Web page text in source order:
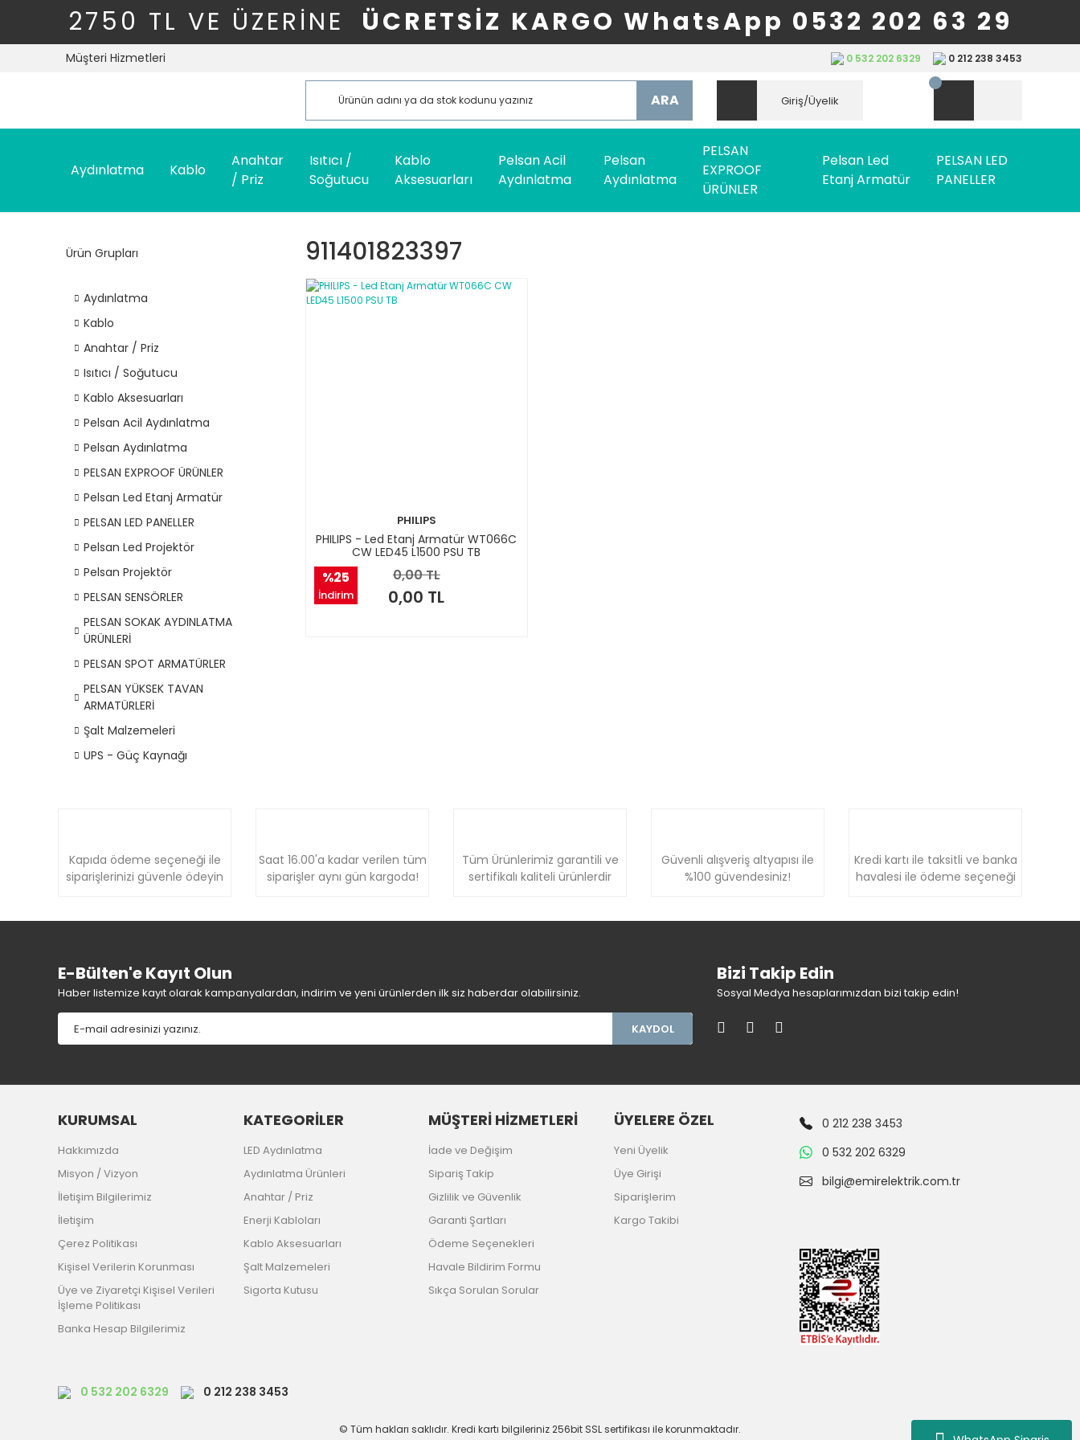
2750 TL VE ÜZERİNE ÜCRETSİZ KARGO WhatsApp 0532 202 63 29
Müşteri Hizmetleri 0 532 202 6329 0 212 238 3453
ARA Giriş/Üyelik
Aydınlatma Kablo
Anahtar
/ Priz
Isıtıcı /
Soğutucu
Kablo
Aksesuarları
Pelsan Acil
Aydınlatma
Pelsan
Aydınlatma
PELSAN
EXPROOF
ÜRÜNLER
Pelsan Led
Etanj Armatür
PELSAN LED
PANELLER
Ürün Grupları
Aydınlatma
Kablo
Anahtar / Priz
Isıtıcı / Soğutucu
Kablo Aksesuarları
Pelsan Acil Aydınlatma
Pelsan Aydınlatma
PELSAN EXPROOF ÜRÜNLER
Pelsan Led Etanj Armatür
PELSAN LED PANELLER
Pelsan Led Projektör
Pelsan Projektör
PELSAN SENSÖRLER
PELSAN SOKAK AYDINLATMA
ÜRÜNLERİ
PELSAN SPOT ARMATÜRLER
PELSAN YÜKSEK TAVAN
ARMATÜRLERİ
Şalt Malzemeleri
UPS - Güç Kaynağı
911401823397
%25
İndirim
PHILIPS
PHILIPS - Led Etanj Armatür WT066C
CW LED45 L1500 PSU TB
0,00 TL
0,00 TL
Kapıda ödeme seçeneği ile
siparişlerinizi güvenle ödeyin
Saat 16.00'a kadar verilen tüm
siparişler aynı gün kargoda!
Tüm Ürünlerimiz garantili ve
sertifikalı kaliteli ürünlerdir
Güvenli alışveriş altyapısı ile
%100 güvendesiniz!
Kredi kartı ile taksitli ve banka
havalesi ile ödeme seçeneği
E-Bülten'e Kayıt Olun
Haber listemize kayıt olarak kampanyalardan, indirim ve yeni ürünlerden ilk siz haberdar olabilirsiniz.
KAYDOL
Bizi Takip Edin
Sosyal Medya hesaplarımızdan bizi takip edin!
KURUMSAL
Hakkımızda
Misyon / Vizyon
İletişim Bilgilerimiz
İletişim
Çerez Politikası
Kişisel Verilerin Korunması
Üye ve Ziyaretçi Kişisel Verileri
İşleme Politikası
Banka Hesap Bilgilerimiz
KATEGORİLER
LED Aydınlatma
Aydınlatma Ürünleri
Anahtar / Priz
Enerji Kabloları
Kablo Aksesuarları
Şalt Malzemeleri
Sigorta Kutusu
MÜŞTERİ HİZMETLERİ
İade ve Değişim
Sipariş Takip
Gizlilik ve Güvenlik
Garanti Şartları
Ödeme Seçenekleri
Havale Bildirim Formu
Sıkça Sorulan Sorular
ÜYELERE ÖZEL
Yeni Üyelik
Üye Girişi
Siparişlerim
Kargo Takibi
0 212 238 3453
0 532 202 6329
bilgi@emirelektrik.com.tr
0 532 202 6329 0 212 238 3453
© Tüm hakları saklıdır. Kredi kartı bilgileriniz 256bit SSL sertifikası ile korunmaktadır.